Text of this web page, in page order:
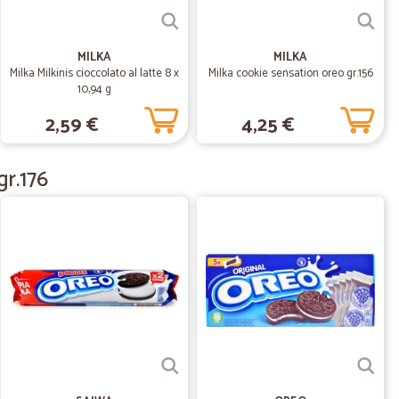
veloce.,, sito consigliato
01/08/2020
prodotti deperibili quindi non posso dare un giudizio
16/06/2020
MILKA
Milka Milkinis cioccolato al latte 8 x
10,94 g
2,59 €
MILKA
Milka cookie sensation oreo gr.156
4,25 €